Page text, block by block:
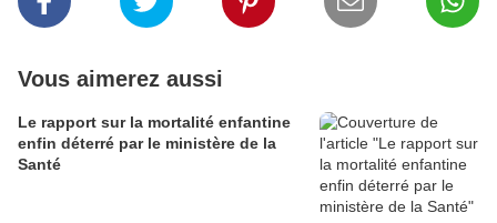
Vous aimerez aussi
Le rapport sur la mortalité enfantine
enfin déterré par le ministère de la
Santé